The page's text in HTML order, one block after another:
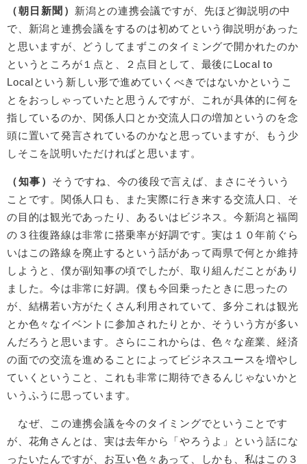
（朝日新聞） 新潟との連携会議ですが、先ほど御説明の中
で、新潟と連携会議をするのは初めてという御説明があった
と思いますが、どうしてまずこのタイミングで開かれたのか
というところが１点と、２点目として、最後にLocal to
Localという新しい形で進めていくべきではないかというこ
とをおっしゃっていたと思うんですが、これが具体的に何を
指しているのか、関係人口とか交流人口の増加というのを念
頭に置いて発言されているのかなと思っていますが、もう少
しそこを説明いただければと思います。
（知事） そうですね、今の後段で言えば、まさにそういう
ことです。関係人口も、また実際に行き来する交流人口、そ
の目的は観光であったり、あるいはビジネス。今新潟と福岡
の３往復路線は非常に搭乗率が好調です。実は１０年前ぐら
いはこの路線を廃止するという話があって両県で何とか維持
しようと、僕が副知事の頃でしたが、取り組んだことがあり
ました。今は非常に好調。僕も今回乗ったときに思ったの
が、結構若い方がたくさん利用されていて、多分これは観光
とか色々なイベントに参加されたりとか、そういう方が多い
んだろうと思います。さらにこれからは、色々な産業、経済
の面での交流を進めることによってビジネスユースを増やし
ていくということ、これも非常に期待できるんじゃないかと
いうふうに思っています。
なぜ、この連携会議を今のタイミングでということです
が、花角さんとは、実は去年から「やろうよ」という話にな
ったいたんですが、お互い色々あって、しかも、私はこの３